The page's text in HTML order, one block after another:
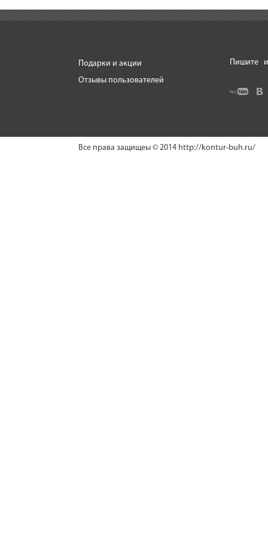
Подарки и акции
Отзывы пользователей
Пишите
Все права защищеы © 2014 http://kontur-buh.ru/